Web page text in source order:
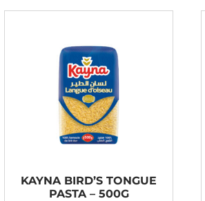
KAYNA BIRD’S TONGUE
PASTA – 500G